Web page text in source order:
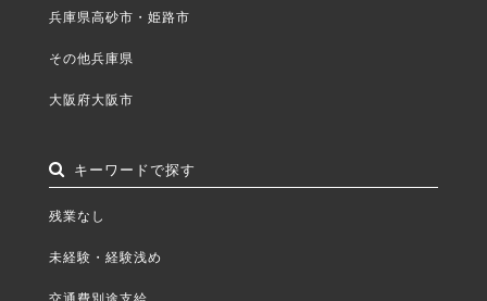
兵庫県高砂市・姫路市
その他兵庫県
大阪府大阪市
キーワードで探す
残業なし
未経験・経験浅め